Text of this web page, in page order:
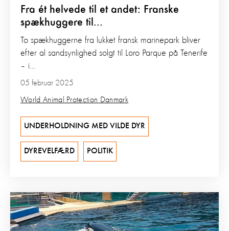
Fra ét helvede til et andet: Franske
spækhuggere til...
05 februar 2025
World Animal Protection Danmark
To spækhuggerne fra lukket fransk marinepark bliver
efter al sandsynlighed solgt til Loro Parque på Tenerife
– i...
UNDERHOLDNING MED VILDE DYR
DYREVELFÆRD POLITIK